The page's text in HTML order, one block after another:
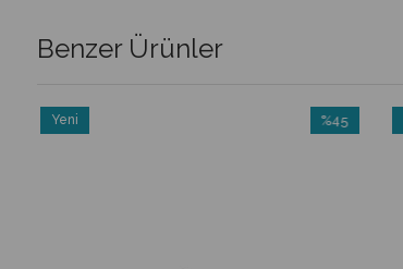
Benzer Ürünler
%45
Yeni